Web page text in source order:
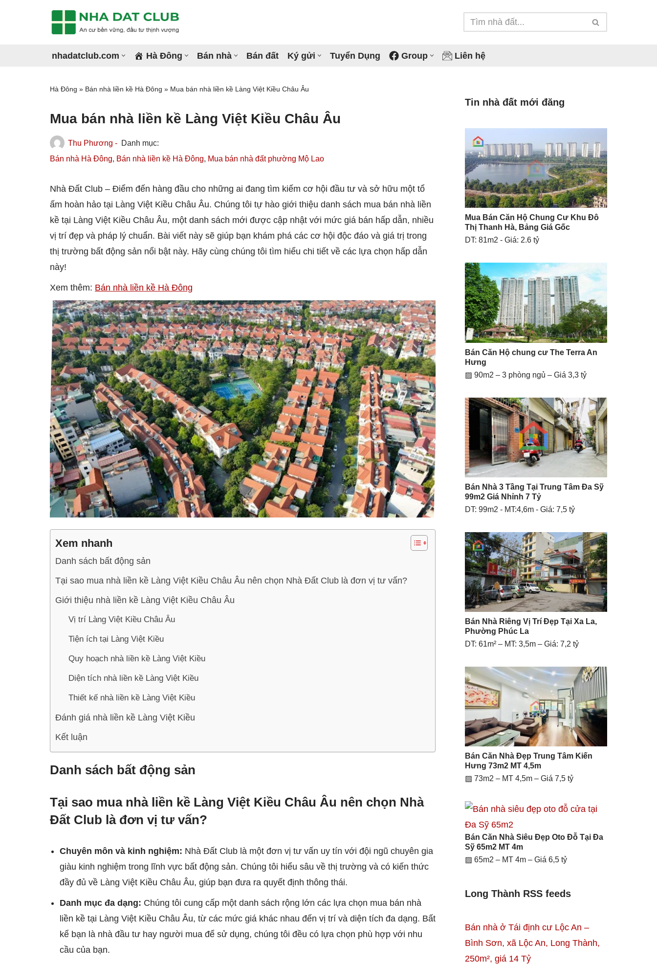
nhadatclub.com Hà Đông
La Khê
Phú La
Quang Trung
Phúc La
Yên Nghĩa
Biên Giang
Đồng Mai
Bán nhà Bán đất Ký gửi Tuyển Dụng Group Liên hệ
Hà Đông » Bán nhà liền kề Hà Đông » Mua bán nhà liền kề Làng Việt Kiều Châu Âu
Mua bán nhà liền kề Làng Việt Kiều Châu Âu
Thu Phương -
Bán nhà Hà Đông, Bán nhà liền kề Hà Đông, Mua bán nhà đất phường Mộ Lao
Nhà Đất Club – Điểm đến hàng đầu cho những ai đang tìm kiếm cơ hội đầu tư và sở hữu một tổ
ấm hoàn hảo tại Làng Việt Kiều Châu Âu. Chúng tôi tự hào giới thiệu danh sách mua bán nhà liền
kề tại Làng Việt Kiều Châu Âu, một danh sách mới được cập nhật với mức giá bán hấp dẫn, nhiều
vị trí đẹp và pháp lý chuẩn. Bài viết này sẽ giúp bạn khám phá các cơ hội độc đáo và giá trị trong
thị trường bất động sản nổi bật này. Hãy cùng chúng tôi tìm hiểu chi tiết về các lựa chọn hấp dẫn
này!
Xem thêm: Bán nhà liền kề Hà Đông
Xem nhanh
Danh sách bất động sản
Tại sao mua nhà liền kề Làng Việt Kiều Châu Âu nên chọn Nhà Đất Club là đơn vị tư vấn?
Giới thiệu nhà liền kề Làng Việt Kiều Châu Âu
Vị trí Làng Việt Kiều Châu Âu
Tiện ích tại Làng Việt Kiều
Quy hoạch nhà liền kề Làng Việt Kiều
Diện tích nhà liền kề Làng Việt Kiều
Thiết kế nhà liền kề Làng Việt Kiều
Đánh giá nhà liền kề Làng Việt Kiều
Kết luận
Danh sách bất động sản
Tại sao mua nhà liền kề Làng Việt Kiều Châu Âu nên chọn Nhà
Đất Club là đơn vị tư vấn?
Chuyên môn và kinh nghiệm: Nhà Đất Club là một đơn vị tư vấn uy tín với đội ngũ chuyên gia
giàu kinh nghiệm trong lĩnh vực bất động sản. Chúng tôi hiểu sâu về thị trường và có kiến thức
đầy đủ về Làng Việt Kiều Châu Âu, giúp bạn đưa ra quyết định thông thái.
Danh mục đa dạng: Chúng tôi cung cấp một danh sách rộng lớn các lựa chọn mua bán nhà
liền kề tại Làng Việt Kiều Châu Âu, từ các mức giá khác nhau đến vị trí và diện tích đa dạng. Bất
kể bạn là nhà đầu tư hay người mua để sử dụng, chúng tôi đều có lựa chọn phù hợp với nhu
cầu của bạn.
Tin nhà đất mới đăng
Mua Bán Căn Hộ Chung Cư Khu Đô
Thị Thanh Hà, Bảng Giá Gốc
DT: 81m2 - Giá: 2.6 tỷ
Bán Căn Hộ chung cư The Terra An
Hưng
▨ 90m2 – 3 phòng ngủ – Giá 3,3 tỷ
Bán Nhà 3 Tầng Tại Trung Tâm Đa Sỹ
99m2 Giá Nhỉnh 7 Tỷ
DT: 99m2 - MT:4,6m - Giá: 7,5 tỷ
Bán Nhà Riêng Vị Trí Đẹp Tại Xa La,
Phường Phúc La
DT: 61m² – MT: 3,5m – Giá: 7,2 tỷ
Bán Căn Nhà Đẹp Trung Tâm Kiến
Hưng 73m2 MT 4,5m
▨ 73m2 – MT 4,5m – Giá 7,5 tỷ
Bán Căn Nhà Siêu Đẹp Oto Đỗ Tại Đa
Sỹ 65m2 MT 4m
▨ 65m2 – MT 4m – Giá 6,5 tỷ
Long Thành RSS feeds
Bán nhà ở Tái định cư Lộc An –
Bình Sơn, xã Lộc An, Long Thành,
250m², giá 14 Tỷ